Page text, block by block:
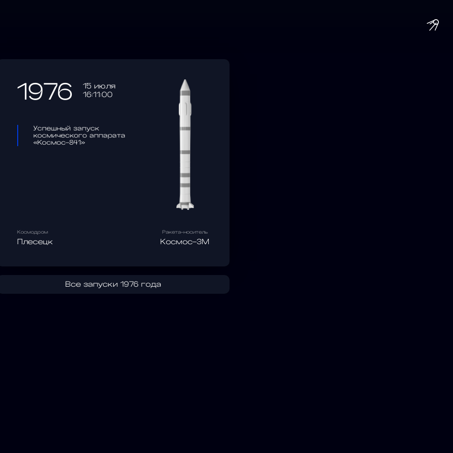
1976
15 июля
16:11:00
Успешный запуск
космического аппарата
«Космос-841»
Космодром
Плесецк
Ракета-носитель
Космос-3М
Все запуски 1976 года